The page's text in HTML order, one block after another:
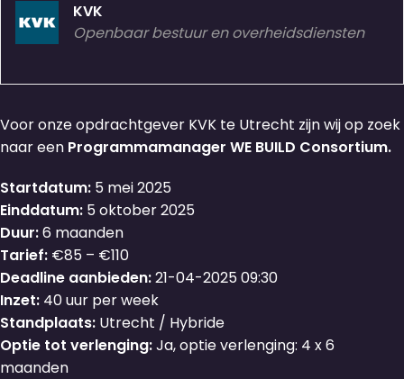
KVK
Openbaar bestuur en overheidsdiensten
Voor onze opdrachtgever KVK te Utrecht zijn wij op zoek
naar een Programmamanager WE BUILD Consortium.
Startdatum: 5 mei 2025
Einddatum: 5 oktober 2025
Duur:6 maanden
Tarief: €85 – €110
Deadline aanbieden:21-04-2025 09:30
Inzet: 40 uur per week
Standplaats: Utrecht / Hybride
Optie tot verlenging:Ja, optie verlenging: 4 x 6
maanden